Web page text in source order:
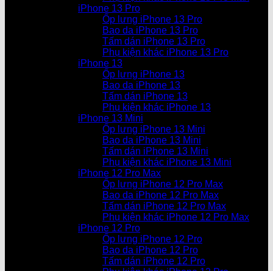
iPhone 13 Pro
Ốp lưng iPhone 13 Pro
Bao da iPhone 13 Pro
Tấm dán iPhone 13 Pro
Phụ kiện khác iPhone 13 Pro
iPhone 13
Ốp lưng iPhone 13
Bao da iPhone 13
Tấm dán iPhone 13
Phụ kiện khác iPhone 13
iPhone 13 Mini
Ốp lưng iPhone 13 Mini
Bao da iPhone 13 Mini
Tấm dán iPhone 13 Mini
Phụ kiện khác iPhone 13 Mini
iPhone 12 Pro Max
Ốp lưng iPhone 12 Pro Max
Bao da iPhone 12 Pro Max
Tấm dán iPhone 12 Pro Max
Phụ kiện khác iPhone 12 Pro Max
iPhone 12 Pro
Ốp lưng iPhone 12 Pro
Bao da iPhone 12 Pro
Tấm dán iPhone 12 Pro